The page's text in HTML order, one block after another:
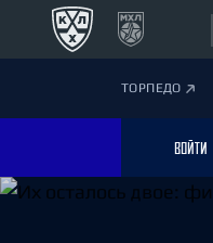
ТОРПЕДО
ВОЙТИ